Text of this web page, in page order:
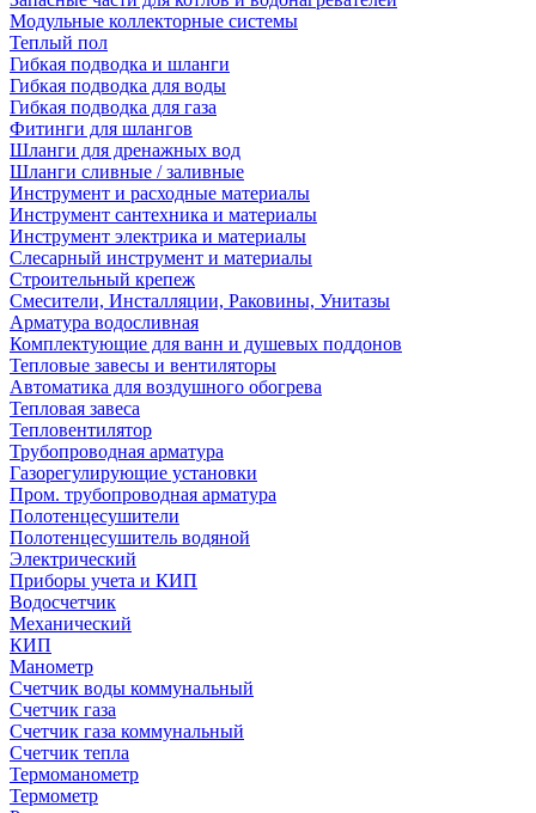
Модульные коллекторные системы
Теплый пол
Гибкая подводка и шланги
Гибкая подводка для воды
Гибкая подводка для газа
Фитинги для шлангов
Шланги для дренажных вод
Шланги сливные / заливные
Инструмент и расходные материалы
Инструмент сантехника и материалы
Инструмент электрика и материалы
Слесарный инструмент и материалы
Строительный крепеж
Смесители, Инсталляции, Раковины, Унитазы
Арматура водосливная
Комплектующие для ванн и душевых поддонов
Тепловые завесы и вентиляторы
Автоматика для воздушного обогрева
Тепловая завеса
Тепловентилятор
Трубопроводная арматура
Газорегулирующие установки
Пром. трубопроводная арматура
Полотенцесушители
Полотенцесушитель водяной
Электрический
Приборы учета и КИП
Водосчетчик
Механический
КИП
Манометр
Счетчик воды коммунальный
Счетчик газа
Счетчик газа коммунальный
Счетчик тепла
Термоманометр
Термометр